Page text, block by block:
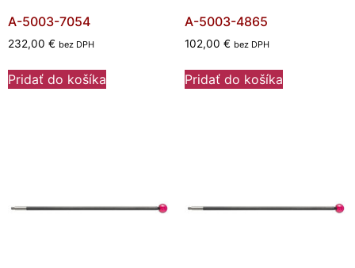
A-5003-7054
232,00 € bez DPH
Pridať do košíka
A-5003-4865
102,00 € bez DPH
Pridať do košíka